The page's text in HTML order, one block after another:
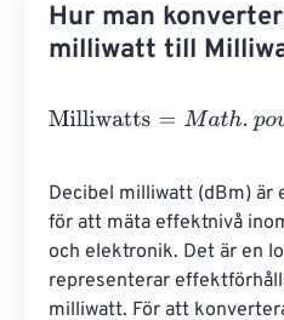
Hur man
milliwatt till
Milliwatts .p o (10
Decibel milliwatt (dBm) är
för att mäta effektnivå
och elektronik. Det är en
representerar
milliwatt. För att